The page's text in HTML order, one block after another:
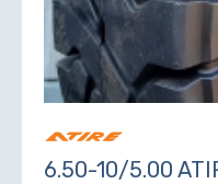
6.50-10/5.00